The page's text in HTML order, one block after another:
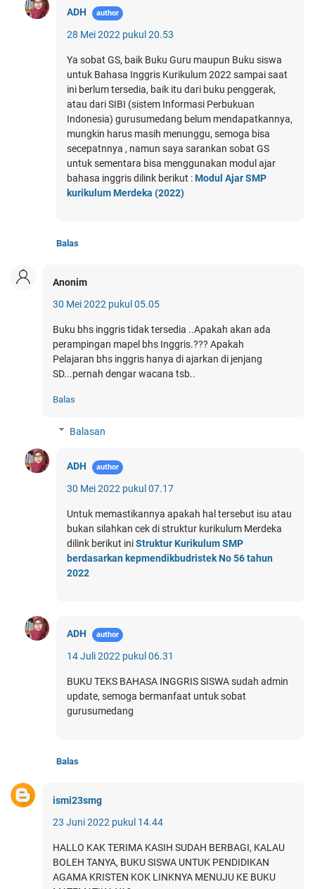
ADH
28 Mei 2022 pukul 20.53
Ya sobat GS, baik Buku Guru maupun Buku siswa
untuk Bahasa Inggris Kurikulum 2022 sampai saat
ini berlum tersedia, baik itu dari buku penggerak,
atau dari SIBI (sistem Informasi Perbukuan
Indonesia) gurusumedang belum mendapatkannya,
mungkin harus masih menunggu, semoga bisa
secepatnnya , namun saya sarankan sobat GS
untuk sementara bisa menggunakan modul ajar
bahasa inggris dilink berikut :Modul Ajar SMP
kurikulum Merdeka (2022)
Balas
Anonim
30 Mei 2022 pukul 05.05
Buku bhs inggris tidak tersedia ..Apakah akan ada
perampingan mapel bhs Inggris.??? Apakah
Pelajaran bhs inggris hanya di ajarkan di jenjang
SD...pernah dengar wacana tsb..
Balas
Balasan
ADH
30 Mei 2022 pukul 07.17
Untuk memastikannya apakah hal tersebut isu atau
bukan silahkan cek di struktur kurikulum Merdeka
dilink berikut iniStruktur Kurikulum SMP
berdasarkan kepmendikbudristek No 56 tahun
2022
ADH
14 Juli 2022 pukul 06.31
BUKU TEKS BAHASA INGGRIS SISWA sudah admin
update, semoga bermanfaat untuk sobat
gurusumedang
Balas
ismi23smg
23 Juni 2022 pukul 14.44
HALLO KAK TERIMA KASIH SUDAH BERBAGI, KALAU
BOLEH TANYA, BUKU SISWA UNTUK PENDIDIKAN
AGAMA KRISTEN KOK LINKNYA MENUJU KE BUKU